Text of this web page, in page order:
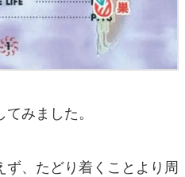
みました。
、たどり着くことより周